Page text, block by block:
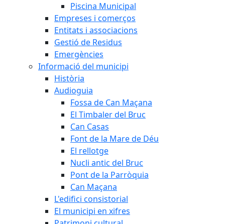
Piscina Municipal
Empreses i comerços
Entitats i associacions
Gestió de Residus
Emergències
Informació del municipi
Història
Audioguia
Fossa de Can Maçana
El Timbaler del Bruc
Can Casas
Font de la Mare de Déu
El rellotge
Nucli antic del Bruc
Pont de la Parròquia
Can Maçana
L'edifici consistorial
El municipi en xifres